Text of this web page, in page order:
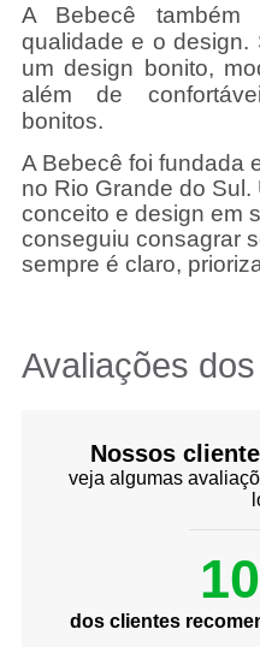
A Bebecê
qualidade e o design.
um design bonito,
além de
bonitos.
A Bebecê foi fundada
no Rio Grande do
conceito e design em
conseguiu consagrar
sempre é claro,
Avaliações
Nossos
veja algumas
dos clientes